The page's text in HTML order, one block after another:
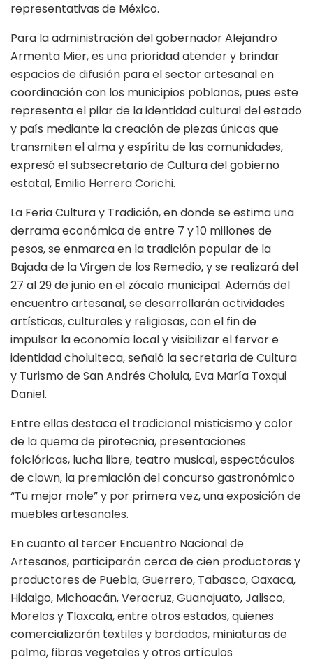
representativas de México.
Para la administración del gobernador Alejandro
Armenta Mier, es una prioridad atender y brindar
espacios de difusión para el sector artesanal en
coordinación con los municipios poblanos, pues este
representa el pilar de la identidad cultural del estado
y país mediante la creación de piezas únicas que
transmiten el alma y espíritu de las comunidades,
expresó el subsecretario de Cultura del gobierno
estatal, Emilio Herrera Corichi.
La Feria Cultura y Tradición, en donde se estima una
derrama económica de entre 7 y 10 millones de
pesos, se enmarca en la tradición popular de la
Bajada de la Virgen de los Remedio, y se realizará del
27 al 29 de junio en el zócalo municipal. Además del
encuentro artesanal, se desarrollarán actividades
artísticas, culturales y religiosas, con el fin de
impulsar la economía local y visibilizar el fervor e
identidad cholulteca, señaló la secretaria de Cultura
y Turismo de San Andrés Cholula, Eva María Toxqui
Daniel.
Entre ellas destaca el tradicional misticismo y color
de la quema de pirotecnia, presentaciones
folclóricas, lucha libre, teatro musical, espectáculos
de clown, la premiación del concurso gastronómico
“Tu mejor mole” y por primera vez, una exposición de
muebles artesanales.
En cuanto al tercer Encuentro Nacional de
Artesanos, participarán cerca de cien productoras y
productores de Puebla, Guerrero, Tabasco, Oaxaca,
Hidalgo, Michoacán, Veracruz, Guanajuato, Jalisco,
Morelos y Tlaxcala, entre otros estados, quienes
comercializarán textiles y bordados, miniaturas de
palma, fibras vegetales y otros artículos